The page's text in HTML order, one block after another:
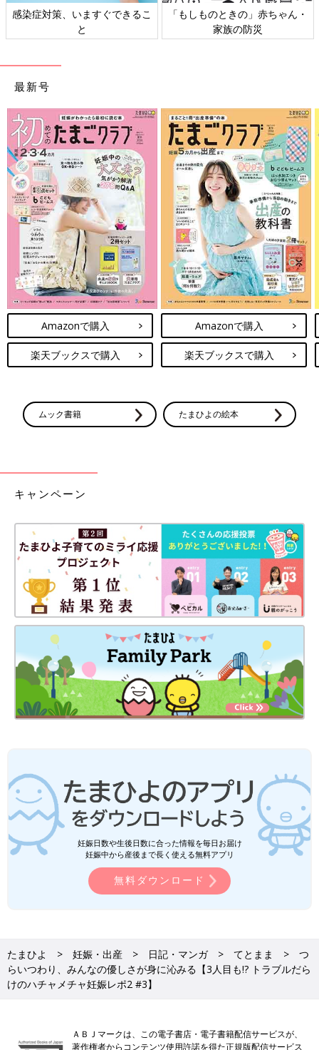
唾液も気持ち悪くなるなど何をしていても常に気持ちが悪く船酔
い状態。
その中でも1番きつかったのは、飲み物全てが油を飲んでいるよ
と。
吐くことはありませんでしたが、食事をとることも水分補給する
ちも落ち込んでいる時期がありました。
そんな中つわりの症状に対して心配してくださり、薬をいろいろ
と試して合うものを見つけてくれた先生。
きつい時は優しく声をかけてくれたり、休ませてくれたりと体調
を気遣ってくれた職場の方々。
食べられそうなものを探して買ってきてくれる夫、心配してくれ
る子どもたちのおかげで何とか毎日を送っていました。
全ての症状が重なったピークを越えても、食後の強烈な胃もたれ
は残っていましたが、出産した日には今までの胃もたれが嘘だっ
たかのようになくなりました。
久しぶりに気持ち悪さも胃もたれもないごはんは、おいしすぎて
少し泣けました。
私の知り合いには吐きづわりで毎日点滴を打ちに通院していた人
や重症妊娠悪阻で入院していた人などがいて、その人たちに比べ
ただ人によってつわりの症状は違うし、きつさの感じ方も違う。
きついのを我慢しすぎると体調も悪いのに気持ちまでつらくなっ
てしまうので、今つわりで苦しんでいる方は無理せずに周りに頼
【てとまま】
九州在住の兼業主婦。
2017年6月に長男、2019年1月に二男、2022年8月に長女を出産
し、日々育児に奮闘しています。
Instagram にて子ども達と夫との日常を描いています。
前の話
3人目妊娠で決意！先
生との約束【3人目
も!? トラブルだらけ
のハチャメチャ妊娠
レポ2 #2】
一覧
次の話
つわりの次はおなかの
張り。仕事はどうな
る!?【3人目も!? トラブ
ルだらけのハチャメチ
ャ妊娠レポ2 #4】
感染症対策、いますぐできるこ
と
「もしものときの」赤ちゃん・
家族の防災
最新号
Amazonで購入
楽天ブックスで購入
Amazonで購入
楽天ブックスで購入
ムック書籍 たまひよの絵本
キャンペーン
妊娠日数や生後日数に合った情報を毎日お届け
妊娠中から産後まで長く使える無料アプリ
無料ダウンロード
たまひよ 妊娠・出産 日記・マンガ てとまま
つ
らいつわり、みんなの優しさが身に沁みる【3人目も!? トラブルだら
けのハチャメチャ妊娠レポ2 #3】
ＡＢＪマークは、この電子書店・電子書籍配信サービスが、
著作権者からコンテンツ使用許諾を得た正規版配信サービス